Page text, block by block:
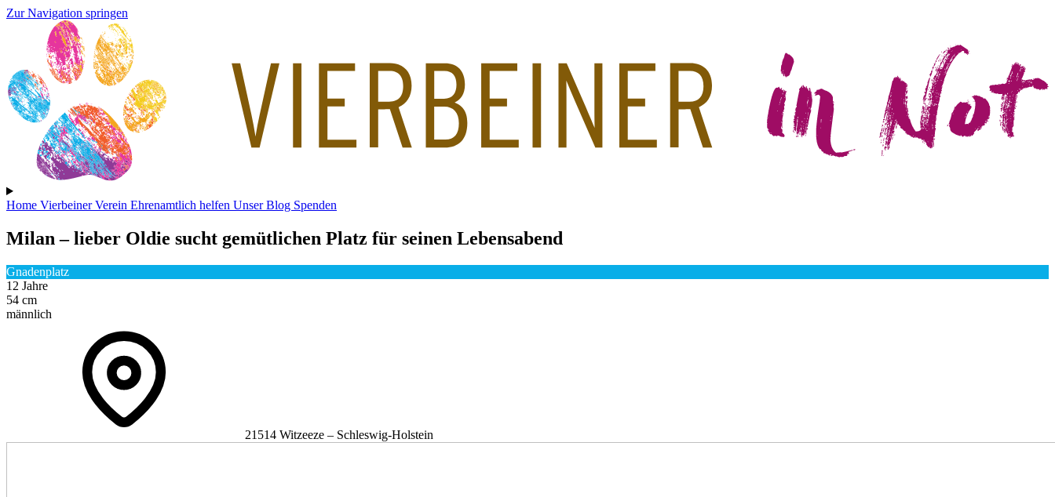
Zur Navigation springen
Home VierbeinerVerein Ehrenamtlich helfen Unser Blog Spenden
Milan– lieber Oldie sucht gemütlichen Platz für seinen Lebensabend
Gnadenplatz
12 Jahre
54 cm
männlich
21514 Witzeeze – Schleswig-Holstein